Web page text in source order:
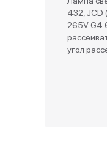
432, JCD
265V G4
угол